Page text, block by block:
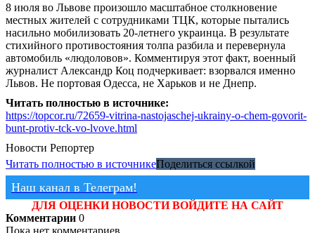
8 июля во Львове произошло масштабное столкновение
местных жителей с сотрудниками ТЦК, которые пытались
насильно мобилизовать 20-летнего украинца. В результате
стихийного противостояния толпа разбила и перевернула
автомобиль «людоловов». Комментируя этот факт, военный
журналист Александр Коц подчеркивает: взорвался именно
Львов. Не портовая Одесса, не Харьков и не Днепр.
Читать полностью в источнике:
https://topcor.ru/72659-vitrina-nastojaschej-ukrainy-o-chem-govorit-
bunt-protiv-tck-vo-lvove.html
Новости Репортер
Читать полностью в источникеПоделиться ссылкой
Наш канал в Телеграм!
ДЛЯ ОЦЕНКИ НОВОСТИ ВОЙДИТЕ НА САЙТ
Комментарии 0
Пока нет комментариев